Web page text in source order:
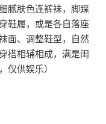
腻肤色连裤袜，脚踩
鞋履，或是各自落座
面、调整鞋型，自然
搭相辅相成，满是闺
仅供娱乐）